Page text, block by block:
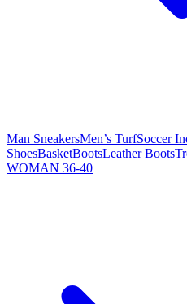
Man SneakersMen’s TurfSoccer
ShoesBasketBootsLeather Boots
WOMAN 36-40